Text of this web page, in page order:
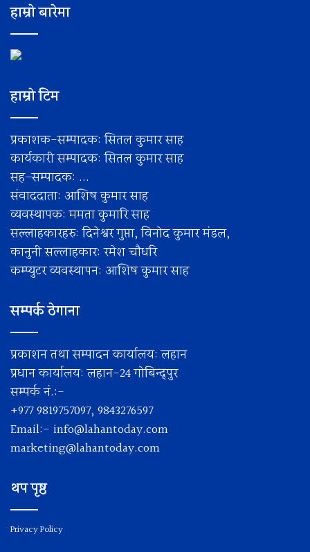
हाम्रो बारेमा
हाम्रो टिम
प्रकाशक-सम्पादक: सितल कुमार साह
कार्यकारी सम्पादक: सितल कुमार साह
सह–सम्पादक: ...
संवाददाता: आशिष कुमार साह
व्यवस्थापक: ममता कुमारि साह
सल्लाहकारहरु: दिनेश्वर गुप्ता, विनोद कुमार मंडल,
कानुनी सल्लाहकार: रमेश चाैधरि
कम्प्युटर व्यवस्थापन: आशिष कुमार साह
सम्पर्क ठेगाना
प्रकाशन तथा सम्पादन कार्यालय: लहान
प्रधान कार्यालय: लहान-24 गोबिन्द्पुर
सम्पर्क नं.:-
+977 9819757097, 9843276597
Email:- info@lahantoday.com
marketing@lahantoday.com
थप पृष्ठ
Privacy Policy